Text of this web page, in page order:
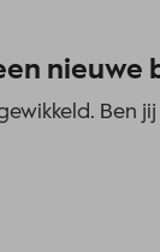
nieuwe
Ben